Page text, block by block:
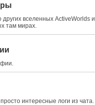
вселенных ActiveWorlds и
там мирах.
интересные логи из чата.